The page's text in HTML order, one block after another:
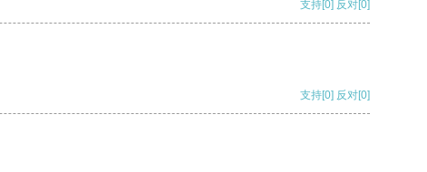
支持[0] 反对[0]
支持[0] 反对[0]